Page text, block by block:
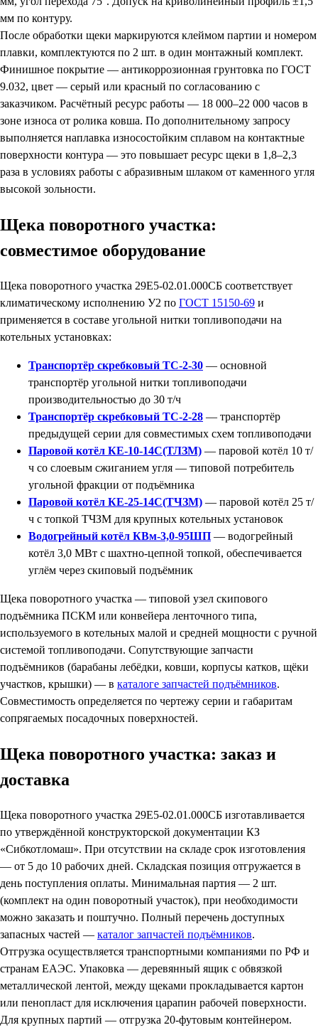
мм по контуру.
После обработки щеки маркируются клеймом партии и номером
плавки, комплектуются по 2 шт. в один монтажный комплект.
Финишное покрытие — антикоррозионная грунтовка по ГОСТ
9.032, цвет — серый или красный по согласованию с
заказчиком. Расчётный ресурс работы — 18 000–22 000 часов в
зоне износа от ролика ковша. По дополнительному запросу
выполняется наплавка износостойким сплавом на контактные
поверхности контура — это повышает ресурс щеки в 1,8–2,3
раза в условиях работы с абразивным шлаком от каменного угля
высокой зольности.
Щека поворотного участка:
совместимое оборудование
Щека поворотного участка 29Е5-02.01.000СБ соответствует
климатическому исполнению У2 по ГОСТ 15150-69 и
применяется в составе угольной нитки топливоподачи на
котельных установках:
Транспортёр скребковый ТС-2-30 — основной
транспортёр угольной нитки топливоподачи
производительностью до 30 т/ч
Транспортёр скребковый ТС-2-28 — транспортёр
предыдущей серии для совместимых схем топливоподачи
Паровой котёл КЕ-10-14С(ТЛЗМ) — паровой котёл 10 т/
ч со слоевым сжиганием угля — типовой потребитель
угольной фракции от подъёмника
Паровой котёл КЕ-25-14С(ТЧЗМ) — паровой котёл 25 т/
ч с топкой ТЧЗМ для крупных котельных установок
Водогрейный котёл КВм-3,0-95ШП — водогрейный
котёл 3,0 МВт с шахтно-цепной топкой, обеспечивается
углём через скиповый подъёмник
Щека поворотного участка — типовой узел скипового
подъёмника ПСКМ или конвейера ленточного типа,
используемого в котельных малой и средней мощности с ручной
системой топливоподачи. Сопутствующие запчасти
подъёмников (барабаны лебёдки, ковши, корпусы катков, щёки
участков, крышки) — в каталоге запчастей подъёмников.
Совместимость определяется по чертежу серии и габаритам
сопрягаемых посадочных поверхностей.
Щека поворотного участка: заказ и
доставка
Щека поворотного участка 29Е5-02.01.000СБ изготавливается
по утверждённой конструкторской документации КЗ
«Сибкотломаш». При отсутствии на складе срок изготовления
— от 5 до 10 рабочих дней. Складская позиция отгружается в
день поступления оплаты. Минимальная партия — 2 шт.
(комплект на один поворотный участок), при необходимости
можно заказать и поштучно. Полный перечень доступных
запасных частей — каталог запчастей подъёмников.
Отгрузка осуществляется транспортными компаниями по РФ и
странам ЕАЭС. Упаковка — деревянный ящик с обвязкой
металлической лентой, между щеками прокладывается картон
или пенопласт для исключения царапин рабочей поверхности.
Для крупных партий — отгрузка 20-футовым контейнером.